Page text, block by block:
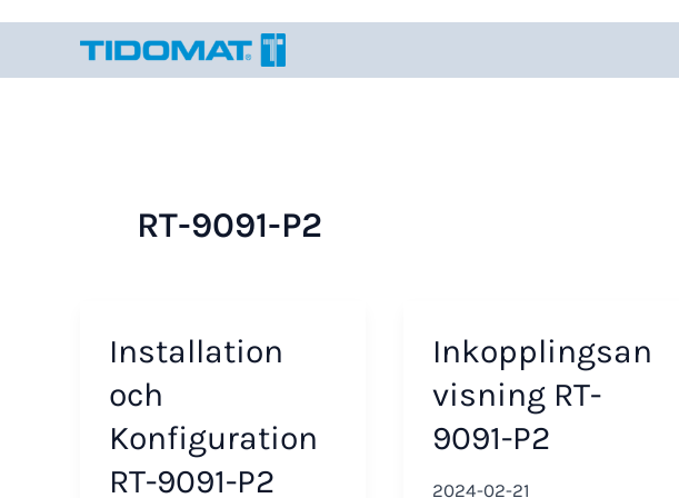
innehåll
RT-9091-P2
Installation
och
Konfiguration
RT-9091-P2
Inkopplingsan
visning RT-
9091-P2
2024-02-21